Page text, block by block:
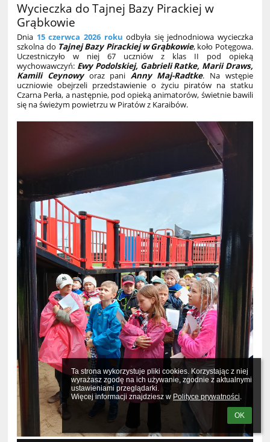
Ta strona wykorzystuje pliki cookies. Korzystając z niej
wyrażasz zgodę na ich używanie, zgodnie z aktualnymi
ustawieniami przeglądarki.
Więcej informacji znajdziesz w Polityce prywatności.
OK
Wycieczka do Tajnej Bazy Pirackiej w
Grąbkowie
Dnia 15 czerwca 2026 rokuodbyła się jednodniowa wycieczka
szkolna do Tajnej Bazy Pirackiej w Grąbkowie, koło Potęgowa.
Uczestniczyło w niej 67 uczniów z klas II pod opieką
wychowawczyń: Ewy Podolskiej, Gabrieli Ratke, Marii Draws,
Kamili Ceynowyoraz pani Anny Maj-Radtke. Na wstępie
uczniowie obejrzeli przedstawienie o życiu piratów na statku
Czarna Perła, a następnie, pod opieką animatorów, świetnie bawili
się na świeżym powietrzu w Piratów z Karaibów.